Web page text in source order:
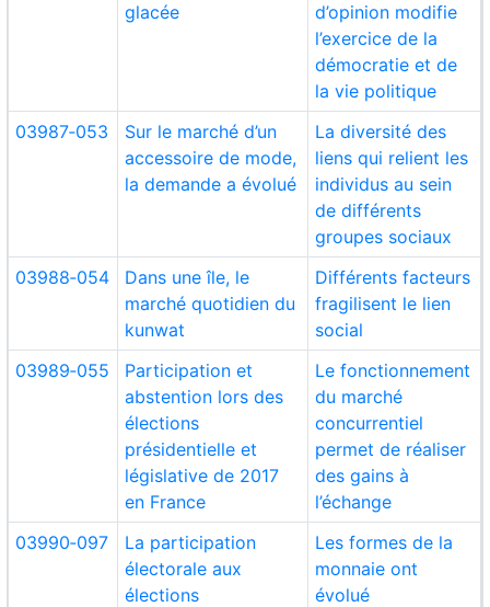
glacée
d’opinion modifie
l’exercice de la
démocratie et de
la vie politique
03987‑053
Sur le marché d’un
accessoire de mode,
la demande a évolué
La diversité des
liens qui relient les
individus au sein
de différents
groupes sociaux
03988‑054
Dans une île, le
marché quotidien du
kunwat
Différents facteurs
fragilisent le lien
social
03989‑055
Participation et
abstention lors des
élections
présidentielle et
législative de 2017
en France
Le fonctionnement
du marché
concurrentiel
permet de réaliser
des gains à
l’échange
03990‑097
La participation
électorale aux
élections
Les formes de la
monnaie ont
évolué